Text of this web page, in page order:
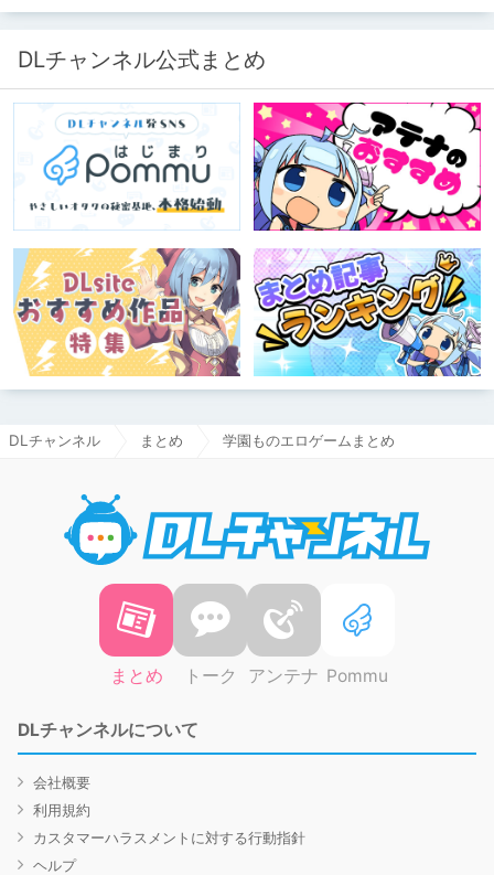
DLチャンネル公式まとめ
DLチャンネル まとめ 学園ものエロゲームまとめ
まとめ トーク アンテナ Pommu
DLチャンネルについて
会社概要
利用規約
カスタマーハラスメントに対する行動指針
ヘルプ